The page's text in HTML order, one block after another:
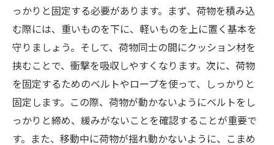
っかりと固定する必要があります。まず、荷物を積み込
む際には、重いものを下に、軽いものを上に置く基本を
守りましょう。そして、荷物同士の間にクッション材を
挟むことで、衝撃を吸収しやすくなります。次に、荷物
を固定するためのベルトやロープを使って、しっかりと
固定します。この際、荷物が動かないようにベルトをし
っかりと締め、緩みがないことを確認することが重要で
す。また、移動中に荷物が揺れ動かないように、こまめ